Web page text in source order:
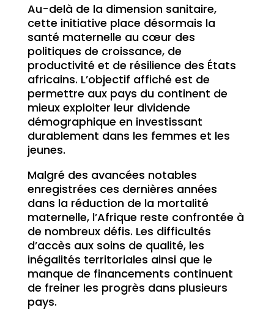
Au-delà de la dimension sanitaire,
cette initiative place désormais la
santé maternelle au cœur des
politiques de croissance, de
productivité et de résilience des États
africains. L’objectif affiché est de
permettre aux pays du continent de
mieux exploiter leur dividende
démographique en investissant
durablement dans les femmes et les
jeunes.
Malgré des avancées notables
enregistrées ces dernières années
dans la réduction de la mortalité
maternelle, l’Afrique reste confrontée à
de nombreux défis. Les difficultés
d’accès aux soins de qualité, les
inégalités territoriales ainsi que le
manque de financements continuent
de freiner les progrès dans plusieurs
pays.